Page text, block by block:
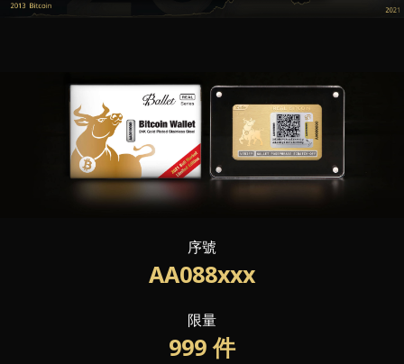
序號
AA088xxx
限量
999件